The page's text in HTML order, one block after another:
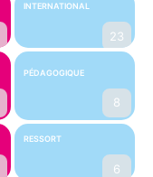
INTERNATIONAL
23
PÉDAGOGIQUE
8
RESSORT
6